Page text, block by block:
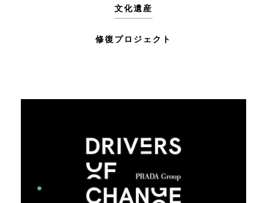
文化遺産
修復プロジェクト